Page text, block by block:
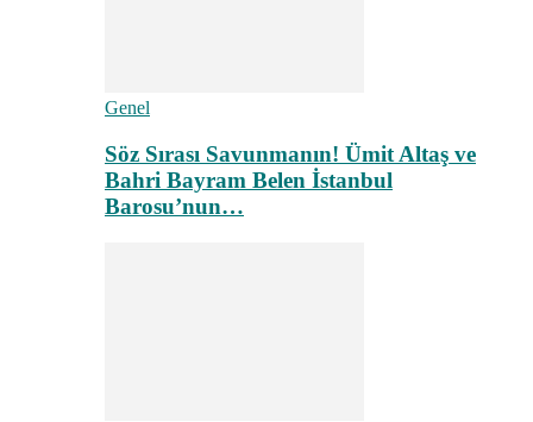
Genel
Söz Sırası Savunmanın! Ümit Altaş ve
Bahri Bayram Belen İstanbul
Barosu’nun…